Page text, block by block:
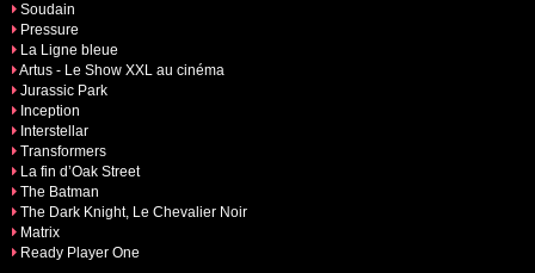
Soudain
Pressure
La Ligne bleue
Artus - Le Show XXL au cinéma
Jurassic Park
Inception
Interstellar
Transformers
La fin d’Oak Street
The Batman
The Dark Knight, Le Chevalier Noir
Matrix
Ready Player One